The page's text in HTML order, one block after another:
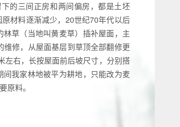
的三间正房和两间偏房，都是土坯
材料逐渐减少，20世纪70年代以后
草（当地叫黄麦草）插补屋面，主
修，从屋面基层到草顶全部翻修更
左右，长按屋面前后坡尺寸，分别搭
我家林地被平为耕地，只能改为麦
原料。